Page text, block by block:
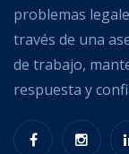
problemas
través de una
de trabajo,
respuesta y